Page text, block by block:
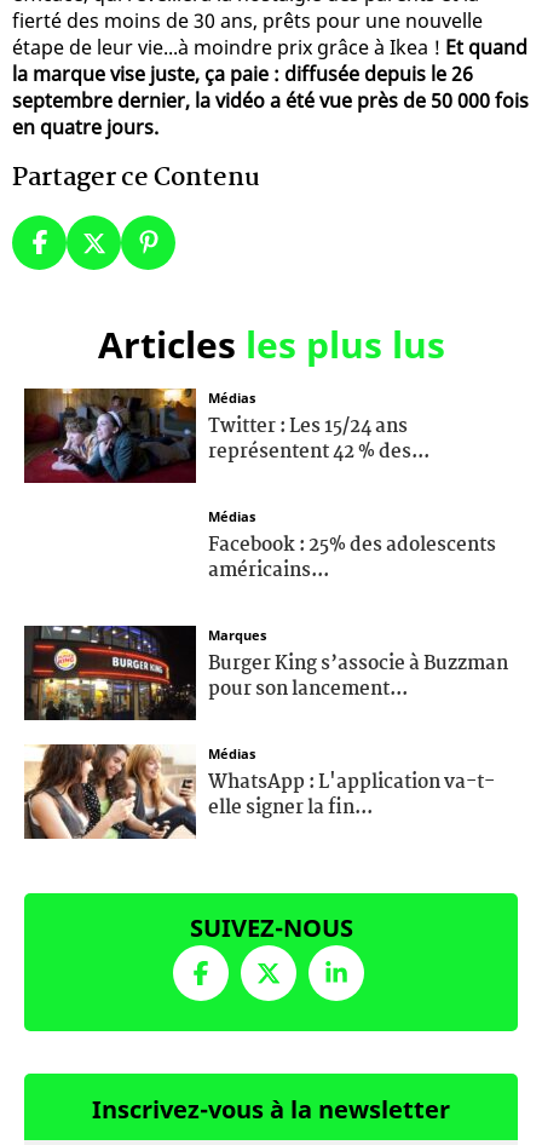
fierté des moins de 30 ans, prêts pour une nouvelle
étape de leur vie...à moindre prix grâce à Ikea ! Et quand
la marque vise juste, ça paie : diffusée depuis le 26
septembre dernier, la vidéo a été vue près de 50 000 fois
en quatre jours.
Partager ce Contenu
Articles les plus lus
Médias
Twitter : Les 15/24 ans
représentent 42 % des...
Médias
Facebook : 25% des adolescents
américains...
Marques
Burger King s’associe à Buzzman
pour son lancement...
Médias
WhatsApp : L'application va-t-
elle signer la fin...
SUIVEZ-NOUS
Inscrivez-vous à la newsletter